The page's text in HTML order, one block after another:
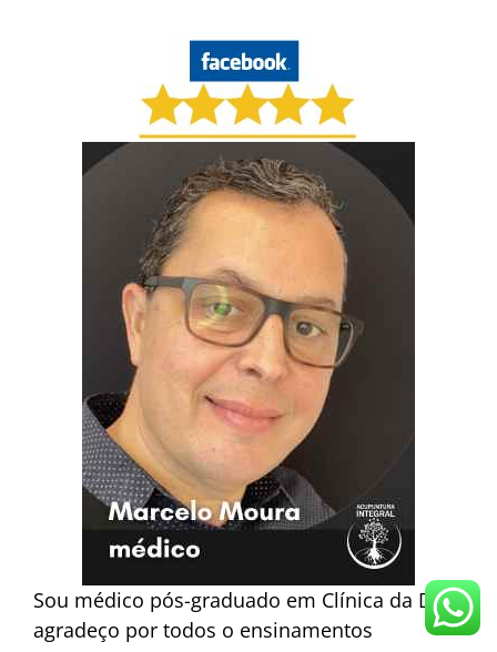
Sou médico pós-graduado em Clínica da Dor,
agradeço por todos o ensinamentos